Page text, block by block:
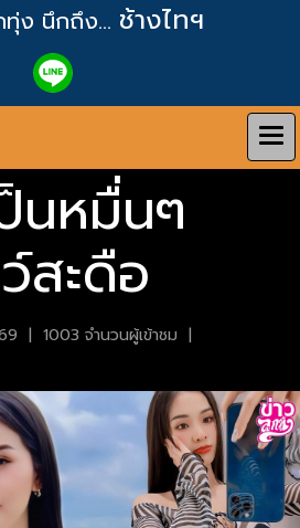
ทุ่ง นึกถึง... ช้างไทฯ
นหมื่นๆ
สะดือ
| 1003 จำนวนผู้เข้าชม |